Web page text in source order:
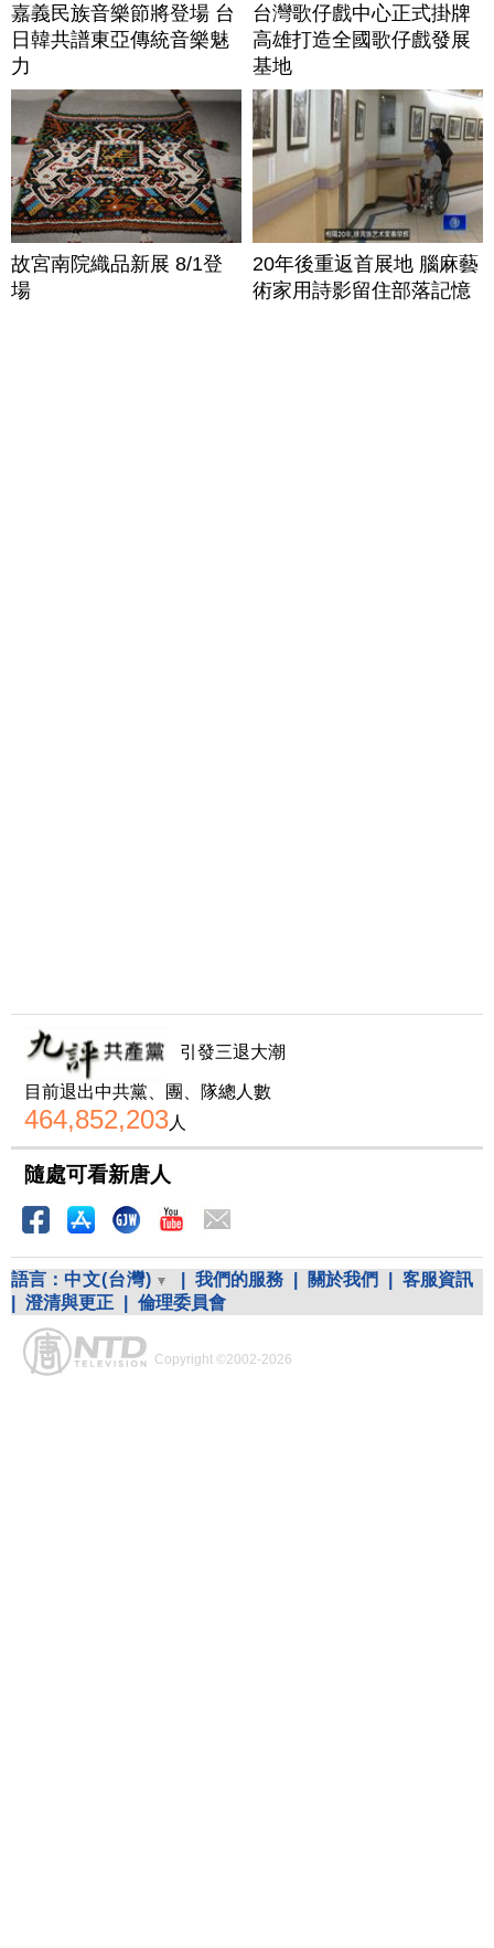
嘉義民族音樂節將登場 台
日韓共譜東亞傳統音樂魅
力
台灣歌仔戲中心正式掛牌
高雄打造全國歌仔戲發展
基地
故宮南院織品新展 8/1登
場
20年後重返首展地 腦麻藝
術家用詩影留住部落記憶
引發三退大潮
目前退出中共黨、團、隊總人數
464,852,203人
隨處可看新唐人
語言： 中文(台灣) 我們的服務 關於我們
客服資訊
澄清與更正 倫理委員會
Copyright ©2002-2026